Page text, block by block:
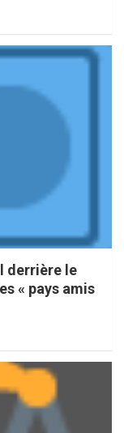
derrière le
« pays amis